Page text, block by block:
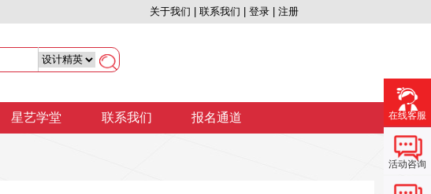
关于我们 | 联系我们 | 登录 | 注册
星艺学堂 联系我们 报名通道 在线客服
活动咨询